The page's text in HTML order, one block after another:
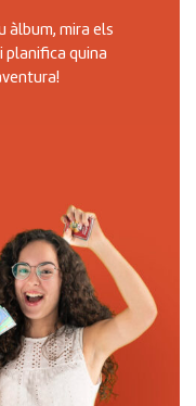
àlbum, mira els
planifica quina